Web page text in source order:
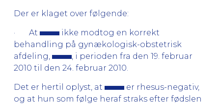
Der er klaget over følgende:
· At
ikke modtog en korrekt
behandling på gynækologisk-obstetrisk
afdeling,
, i perioden fra den 19. februar
2010 til den 24. februar 2010.
Det er hertil oplyst, at
er rhesus-negativ,
og at hun som følge heraf straks efter fødslen